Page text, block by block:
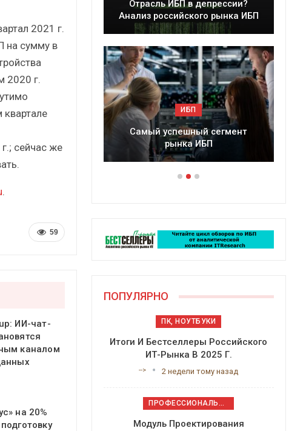
2021 г.
на сумму в
2020 г.
сейчас же
.
59
ИИ-чат-
каналом
на 20%
российского рынка ИБП
рынка ИБП
Краткий статистический
сборник от…
Подкосят ли глобальные
российский рынок ИБП?
ПОПУЛЯРНО
ПК, НОУТБУКИ
Итоги И Бестселлеры Российского
ИТ-Рынка В 2025 Г.
--> 2 недели тому назад
ПРОФЕССИОНАЛЬНОЕ ПРИКЛАДНОЕ ПО
Модуль Проектирования